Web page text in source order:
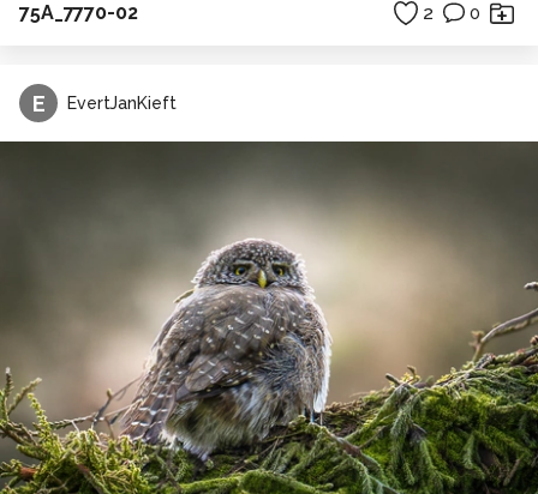
75A_7770-02 2 0
E EvertJanKieft